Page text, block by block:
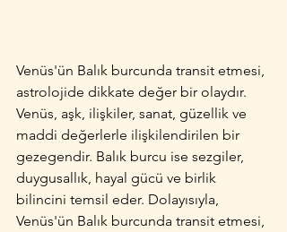
Venüs'ün Balık burcunda transit etmesi,
astrolojide dikkate değer bir olaydır.
Venüs, aşk, ilişkiler, sanat, güzellik ve
maddi değerlerle ilişkilendirilen bir
gezegendir. Balık burcu ise sezgiler,
duygusallık, hayal gücü ve birlik
bilincini temsil eder. Dolayısıyla,
Venüs'ün Balık burcunda transit etmesi,